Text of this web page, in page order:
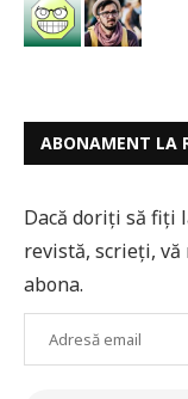
ABONAMENT LA
Dacă doriți să fiți
revistă, scrieți, vă
abona.